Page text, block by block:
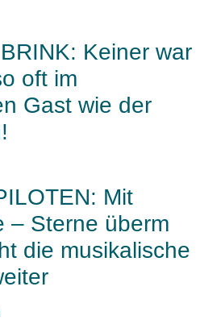
Keiner war
oft im
Gast wie der
Mit
– Sterne überm
die musikalische